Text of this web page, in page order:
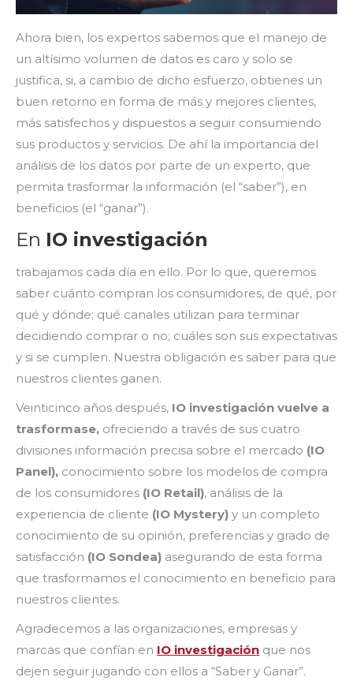
Ahora bien, los expertos sabemos que el manejo de
un altísimo volumen de datos es caro y solo se
justifica, si, a cambio de dicho esfuerzo, obtienes un
buen retorno en forma de más y mejores clientes,
más satisfechos y dispuestos a seguir consumiendo
sus productos y servicios. De ahí la importancia del
análisis de los datos por parte de un experto, que
permita trasformar la información (el “saber”), en
beneficios (el “ganar”).
En IO investigación
trabajamos cada día en ello. Por lo que, queremos
saber cuánto compran los consumidores, de qué, por
qué y dónde; qué canales utilizan para terminar
decidiendo comprar o no; cuáles son sus expectativas
y si se cumplen. Nuestra obligación es saber para que
nuestros clientes ganen.
Veinticinco años después, IO investigación vuelve a
trasformase, ofreciendo a través de sus cuatro
divisiones información precisa sobre el mercado (IO
Panel), conocimiento sobre los modelos de compra
de los consumidores (IO Retail), análisis de la
experiencia de cliente (IO Mystery) y un completo
conocimiento de su opinión, preferencias y grado de
satisfacción (IO Sondea) asegurando de esta forma
que trasformamos el conocimiento en beneficio para
nuestros clientes.
Agradecemos a las organizaciones, empresas y
marcas que confían en IO investigación que nos
dejen seguir jugando con ellos a “Saber y Ganar”.